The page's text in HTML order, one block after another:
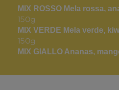
MIX ROSSO Mela rossa,
150g
MIX VERDE Mela verde,
150g
MIX GIALLO Ananas,